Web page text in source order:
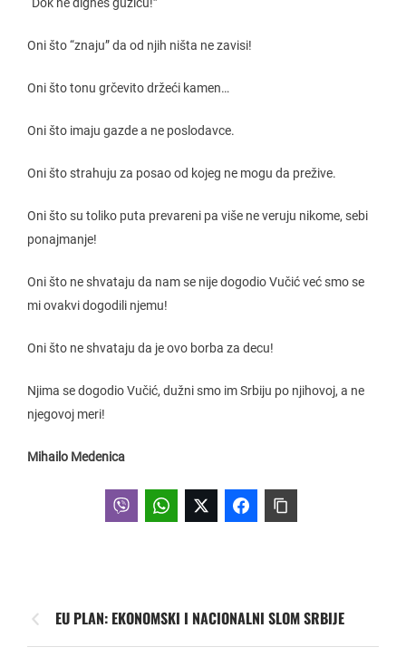
Oni što “znaju” da od njih ništa ne zavisi!
Oni što tonu grčevito držeći kamen…
Oni što imaju gazde a ne poslodavce.
Oni što strahuju za posao od kojeg ne mogu da prežive.
Oni što su toliko puta prevareni pa više ne veruju nikome, sebi
ponajmanje!
Oni što ne shvataju da nam se nije dogodio Vučić već smo se
mi ovakvi dogodili njemu!
Oni što ne shvataju da je ovo borba za decu!
Njima se dogodio Vučić, dužni smo im Srbiju po njihovoj, a ne
njegovoj meri!
Mihailo Medenica
EU PLAN: EKONOMSKI I NACIONALNI SLOM SRBIJE